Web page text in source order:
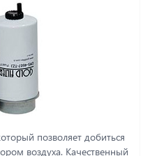
позволяет добиться
воздуха. Качественный